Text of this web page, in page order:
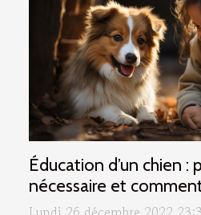
Éducation d’un chien :
nécessaire et